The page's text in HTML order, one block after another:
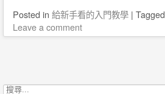
Posted in 給新手看的入門教學 | Tagged
Leave a comment
搜尋關鍵字: